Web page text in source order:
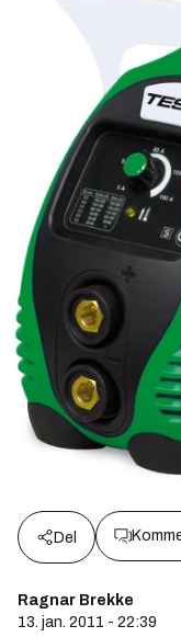
Del
Ragnar Brekke
13. jan. 2011 - 22:39